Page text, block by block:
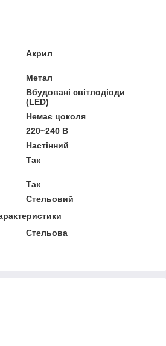
Акрил
Метал
Вбудовані світлодіоди
(LED)
Немає цоколя
220~240 В
Настінний
Так
Так
Стельовий
Стельова